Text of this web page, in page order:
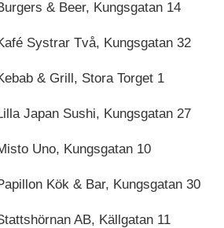
& Beer, Kungsgatan 14
Systrar Två, Kungsgatan 32
& Grill, Stora Torget 1
Japan Sushi, Kungsgatan 27
Uno, Kungsgatan 10
Kök & Bar, Kungsgatan 30
AB, Källgatan 11